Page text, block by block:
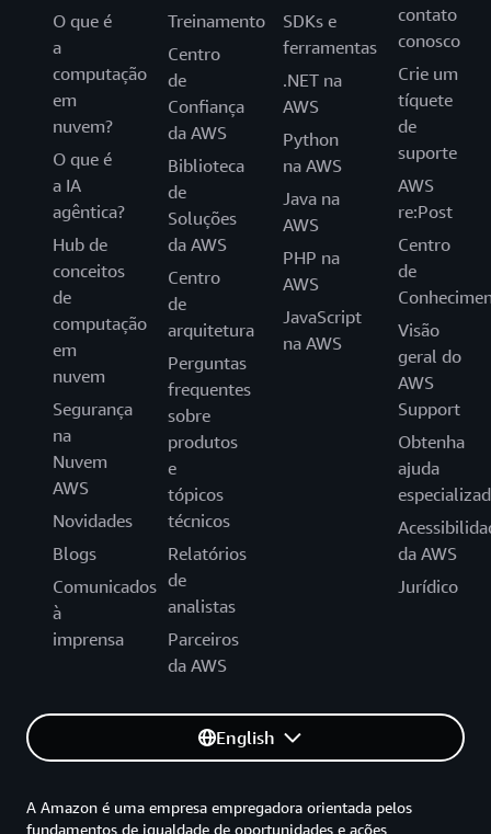
O que é
a
computação
em
nuvem?
O que é
a IA
agêntica?
Hub de
conceitos
de
computação
em
nuvem
Segurança
na
Nuvem
AWS
Novidades
Blogs
Comunicados
à
imprensa
Treinamento
Centro
de
Confiança
da AWS
Biblioteca
de
Soluções
da AWS
Centro
de
arquitetura
Perguntas
frequentes
sobre
produtos
e
tópicos
técnicos
Relatórios
de
analistas
Parceiros
da AWS
SDKs e
ferramentas
.NET na
AWS
Python
na AWS
Java na
AWS
PHP na
AWS
JavaScript
na AWS
contato
conosco
Crie um
tíquete
de
suporte
AWS
re:Post
Centro
de
Visão
geral do
AWS
Support
Obtenha
ajuda
da AWS
Jurídico
English
A Amazon é uma empresa empregadora orientada pelos
fundamentos de igualdade de oportunidades e ações